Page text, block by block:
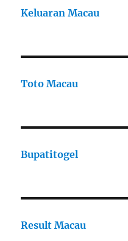
Keluaran Macau
Toto Macau
Bupatitogel
Result Macau